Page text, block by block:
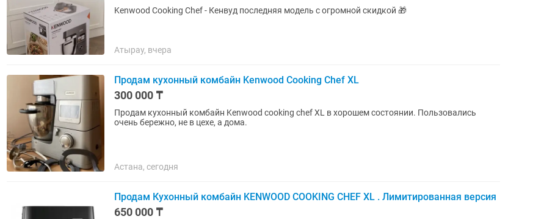
Kenwood Cooking Chef - Кенвуд последняя модель с огромной скидкой 🎁
Атырау, вчера
Продам кухонный комбайн Kenwood Cooking Chef XL
300 000 ₸
Продам кухонный комбайн Kenwood cooking chef XL в хорошем состоянии. Пользовались
очень бережно, не в цехе, а дома.
Астана, сегодня
Продам Кухонный комбайн KENWOOD COOKING CHEF XL . Лимитированная версия
650 000 ₸